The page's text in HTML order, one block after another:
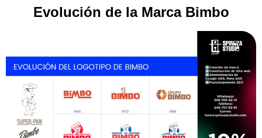
Evolución de la Marca Bimbo